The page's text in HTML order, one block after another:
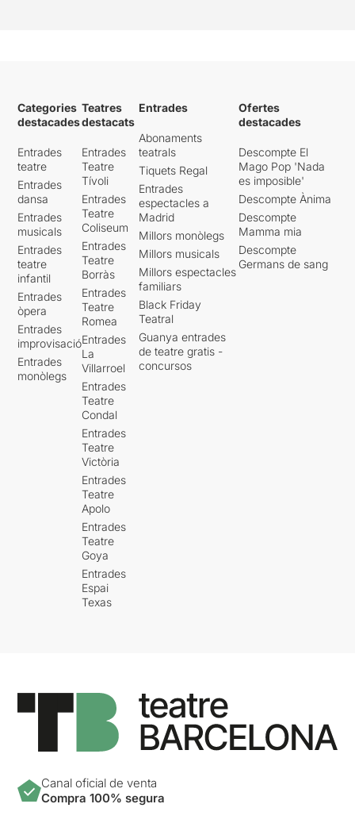
Categories
destacades
Entrades
teatre
Entrades
dansa
Entrades
musicals
Entrades
teatre
infantil
Entrades
òpera
Entrades
improvisació
Entrades
monòlegs
Teatres
destacats
Entrades
Teatre
Tívoli
Entrades
Teatre
Coliseum
Entrades
Teatre
Borràs
Entrades
Teatre
Romea
Entrades
La
Villarroel
Entrades
Teatre
Condal
Entrades
Teatre
Victòria
Entrades
Teatre
Apolo
Entrades
Teatre
Goya
Entrades
Espai
Texas
Entrades
Abonaments
teatrals
Tiquets Regal
Entrades
espectacles a
Madrid
Millors monòlegs
Millors musicals
Millors espectacles
familiars
Black Friday
Teatral
Guanya entrades
de teatre gratis -
concursos
Ofertes
destacades
Descompte El
Mago Pop 'Nada
es imposible'
Descompte Ànima
Descompte
Mamma mia
Descompte
Germans de sang
Canal oficial de venta
Compra 100% segura